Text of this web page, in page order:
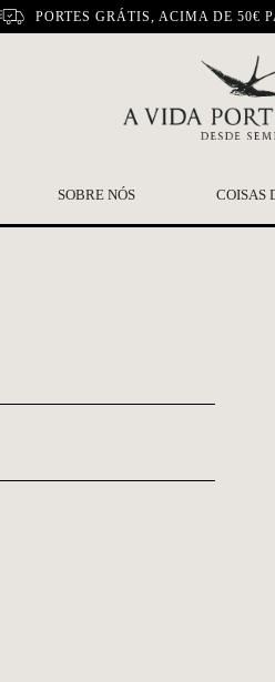
PORTES GRÁTIS, ACIMA DE 50€
SOBRE NÓS COISAS